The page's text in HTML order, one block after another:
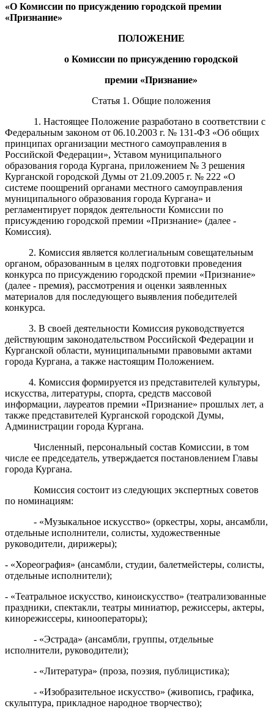
«О Комиссии по присуждению городской премии
«Признание»
ПОЛОЖЕНИЕ
оКомиссии по присуждению городской
премии «Признание»
Статья 1. Общие положения
1. Настоящее Положение разработано в соответствии с
Федеральным законом от 06.10.2003 г. № 131-ФЗ «Об общих
принципах организации местного самоуправления в
Российской Федерации», Уставом муниципального
образования города Кургана, приложением № 3 решения
Курганской городской Думы от 21.09.2005 г. № 222 «О
системе поощрений органами местного самоуправления
муниципального образования города Кургана» и
регламентирует порядок деятельности Комиссии по
присуждению городской премии «Признание» (далее -
Комиссия).
2. Комиссия является коллегиальным совещательным
органом, образованным в целях подготовки проведения
конкурса по присуждению городской премии «Признание»
(далее - премия), рассмотрения и оценки заявленных
материалов для последующего выявления победителей
конкурса.
3. В своей деятельности Комиссия руководствуется
действующим законодательством Российской Федерации и
Курганской области, муниципальными правовыми актами
города Кургана, а также настоящим Положением.
4. Комиссия формируется из представителей культуры,
искусства, литературы, спорта, средств массовой
информации, лауреатов премии «Признание» прошлых лет, а
также представителей Курганской городской Думы,
Администрации города Кургана.
Численный, персональный состав Комиссии, в том
числе ее председатель, утверждается постановлением Главы
города Кургана.
Комиссия состоит из следующих экспертных советов
по номинациям:
- «Музыкальное искусство» (оркестры, хоры, ансамбли,
отдельные исполнители, солисты, художественные
руководители, дирижеры);
- «Хореография» (ансамбли, студии, балетмейстеры, солисты,
отдельные исполнители);
- «Театральное искусство, киноискусство» (театрализованные
праздники, спектакли, театры миниатюр, режиссеры, актеры,
кинорежиссеры, кинооператоры);
- «Эстрада» (ансамбли, группы, отдельные
исполнители, руководители);
- «Литература» (проза, поэзия, публицистика);
- «Изобразительное искусство» (живопись, графика,
скульптура, прикладное народное творчество);